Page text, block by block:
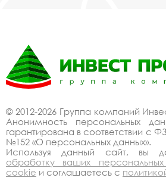
© 2012-2026 Группа компаний
Анонимность персональных
гарантирована в соответствии с
№152 «О персональных данных».
Используя данный сайт, вы
обработку ваших
cookie и соглашаетесь с